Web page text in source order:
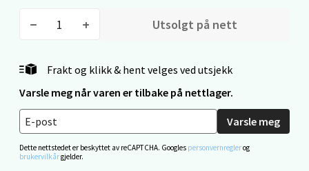
Utsolgt på nett
Frakt og klikk & hent velges ved utsjekk
Varsle meg når varen er tilbake på nettlager.
Varsle meg
Dette nettstedet er beskyttet av reCAPTCHA. Googles personvernreglerog
brukervilkårgjelder.
Mo i Rana - Thon Senter Mo i Rana
Fridtjof Nansensgate 22, 8622 Mo i Rana
Åpent i dag 10-18